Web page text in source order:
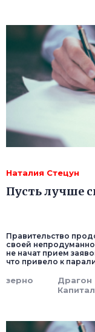
Наталия Стецун
Пусть лучше
Правительство
своей
не начат прием
что привело к
зерно
Драгон
Капитал